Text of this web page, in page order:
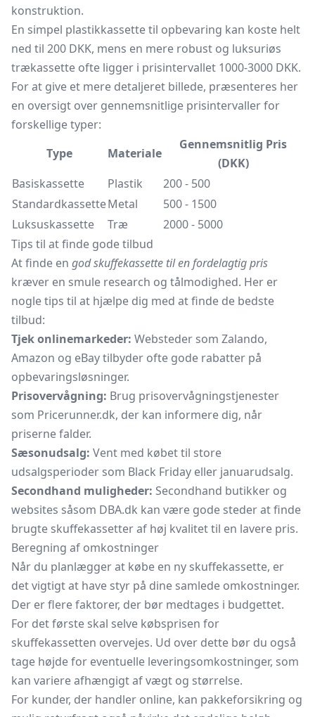
konstruktion.
En simpel plastikkassette til opbevaring kan koste helt
ned til 200 DKK, mens en mere robust og luksuriøs
trækassette ofte ligger i prisintervallet 1000-3000 DKK.
For at give et mere detaljeret billede, præsenteres her
en oversigt over gennemsnitlige prisintervaller for
forskellige typer:
Type
Materiale
Gennemsnitlig Pris
(DKK)
Basiskassette
Plastik
200 - 500
StandardkassetteMetal
500 - 1500
Luksuskassette
Træ
2000 - 5000
Tips til at finde gode tilbud
At finde en god skuffekassette til en fordelagtig pris
kræver en smule research og tålmodighed. Her er
nogle tips til at hjælpe dig med at finde de bedste
tilbud:
Tjek onlinemarkeder: Websteder som Zalando,
Amazon og eBay tilbyder ofte gode rabatter på
opbevaringsløsninger.
Prisovervågning: Brug prisovervågningstjenester
som Pricerunner.dk, der kan informere dig, når
priserne falder.
Sæsonudsalg: Vent med købet til store
udsalgsperioder som Black Friday eller januarudsalg.
Secondhand muligheder: Secondhand butikker og
websites såsom DBA.dk kan være gode steder at finde
brugte skuffekassetter af høj kvalitet til en lavere pris.
Beregning af omkostninger
Når du planlægger at købe en ny skuffekassette, er
det vigtigt at have styr på dine samlede omkostninger.
Der er flere faktorer, der bør medtages i budgettet.
For det første skal selve købsprisen for
skuffekassetten overvejes. Ud over dette bør du også
tage højde for eventuelle leveringsomkostninger, som
kan variere afhængigt af vægt og størrelse.
For kunder, der handler online, kan pakkeforsikring og